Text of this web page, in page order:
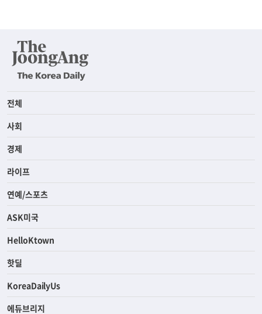
전체
사회
경제
라이프
연예/스포츠
ASK미국
HelloKtown
핫딜